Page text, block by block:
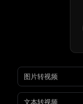
图片转视频
文本转视频